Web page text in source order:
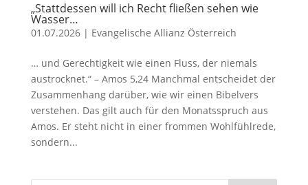
„Stattdessen will ich Recht fließen sehen wie
Wasser…
01.07.2026| Evangelische Allianz Österreich
… und Gerechtigkeit wie einen Fluss, der niemals
austrocknet.“ – Amos 5,24 Manchmal entscheidet der
Zusammenhang darüber, wie wir einen Bibelvers
verstehen. Das gilt auch für den Monatsspruch aus
Amos. Er steht nicht in einer frommen Wohlfühlrede,
sondern...